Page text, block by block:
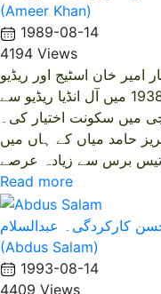
(Ameer Khan)
1989-08-14
4194 Views
امیر خان اسٹیج اور ریڈیو
کی ایک شاندار روایت کے امین تھے۔ وہ 1938 میں آل انڈیا ریڈیو سے
میں سکونت اختیار کی۔
حامد میاں کے ہاں میں
Read more
کارکردگی۔ عبدالسلام
(Abdus Salam)
1993-08-14
4409 Views